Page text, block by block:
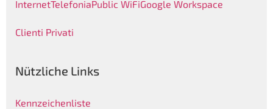
InternetTelefoniaPublic WiFiGoogle Workspace
Clienti Privati
Nützliche Links
Kennzeichenliste